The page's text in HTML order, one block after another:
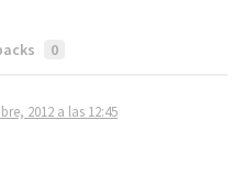
0
2012 a las 12:45